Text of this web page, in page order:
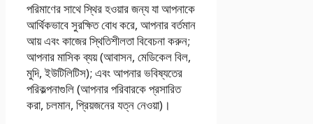
পরিমাণের সাথে স্থির হওয়ার জন্য যা আপনাকে
আর্থিকভাবে সুরক্ষিত বোধ করে, আপনার বর্তমান
আয় এবং কাজের স্থিতিশীলতা বিবেচনা করুন;
আপনার মাসিক ব্যয় (আবাসন, মেডিকেল বিল,
মুদি, ইউটিলিটিস); এবং আপনার ভবিষ্যতের
পরিকল্পনাগুলি (আপনার পরিবারকে প্রসারিত
করা, চলমান, প্রিয়জনের যত্ন নেওয়া)।